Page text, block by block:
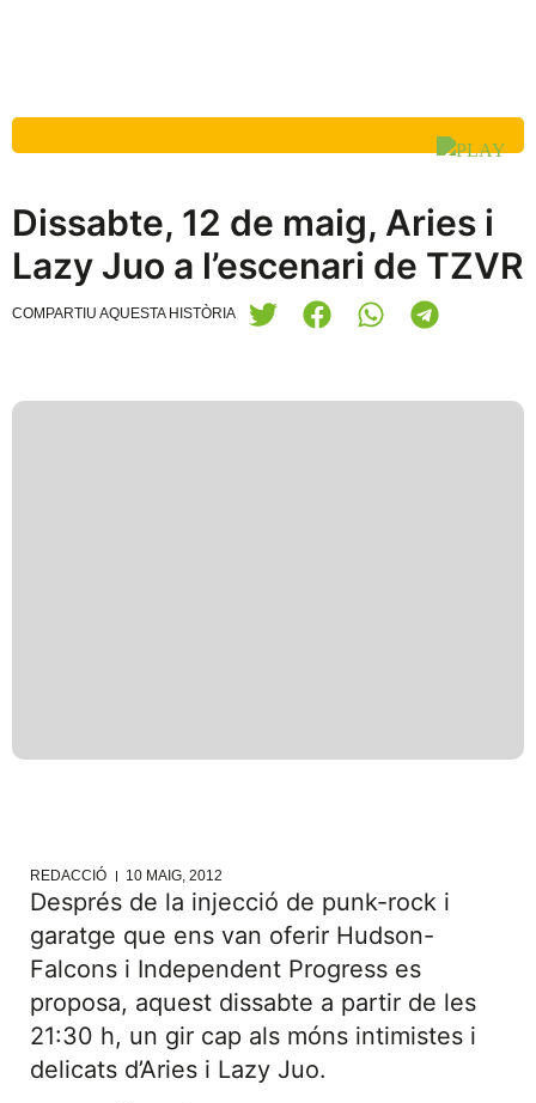
Dissabte, 12 de maig, Aries i
Lazy Juo a l’escenari de TZVR
COMPARTIU AQUESTA HISTÒRIA
REDACCIÓ 10 MAIG, 2012
Després de la injecció de punk-rock i
garatge que ens van oferir Hudson-
Falcons i Independent Progress es
proposa, aquest dissabte a partir de les
21:30 h, un gir cap als móns intimistes i
delicats d’Aries i Lazy Juo.